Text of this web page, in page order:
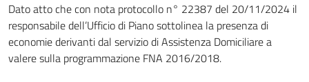
Dato atto che con nota protocollo n° 22387 del 20/11/2024 il
responsabile dell’Ufficio di Piano sottolinea la presenza di
economie derivanti dal servizio di Assistenza Domiciliare a
valere sulla programmazione FNA 2016/2018.